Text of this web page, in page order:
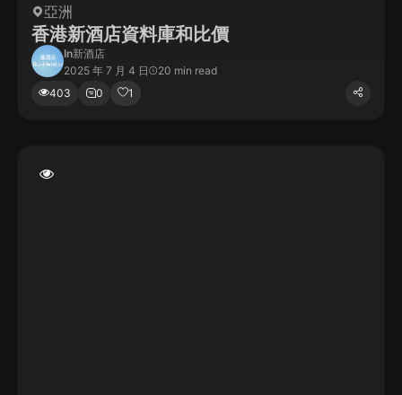
亞洲
香港新酒店資料庫和比價
In新酒店
2025 年 7 月 4 日
20 min read
403
0 1